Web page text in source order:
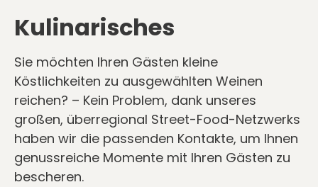
Kulinarisches
Sie möchten Ihren Gästen kleine
Köstlichkeiten zu ausgewählten Weinen
reichen? – Kein Problem, dank unseres
großen, überregional Street-Food-Netzwerks
haben wir die passenden Kontakte, um Ihnen
genussreiche Momente mit Ihren Gästen zu
bescheren.